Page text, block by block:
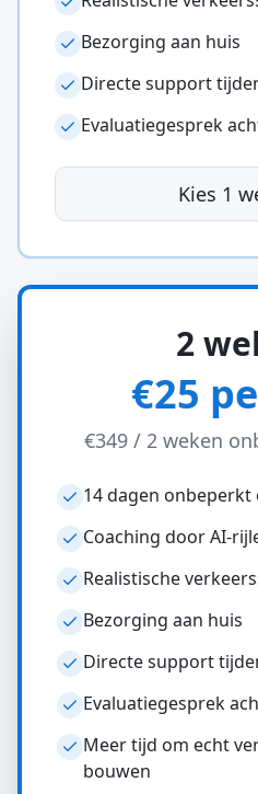
Bezorging aan huis
Directe support
Evaluatiegesprek
Kies 1
2
€25
€349 / 2 weken
14 dagen onbeperkt
Coaching door AI-
Realistische
Bezorging aan huis
Directe support
Evaluatiegesprek
Meer tijd om echt
bouwen